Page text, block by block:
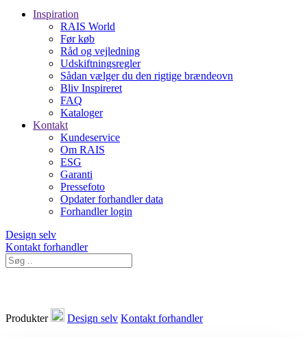
Inspiration
RAIS World
Før køb
Råd og vejledning
Udskiftningsregler
Sådan vælger du den rigtige brændeovn
Bliv Inspireret
FAQ
Kataloger
Kontakt
Kundeservice
Om RAIS
ESG
Garanti
Pressefoto
Opdater forhandler data
Forhandler login
Design selv
Kontakt forhandler
Produkter Design selv Kontakt forhandler